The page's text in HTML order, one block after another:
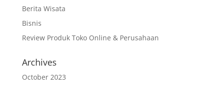
Berita Wisata
Bisnis
Review Produk Toko Online & Perusahaan
Archives
October 2023